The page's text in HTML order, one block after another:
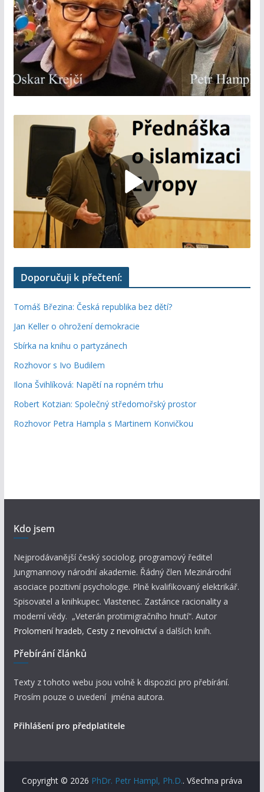
Doporučuji k přečtení:
Tomáš Březina: Česká republika bez dětí?
Jan Keller o ohrožení demokracie
Sbírka na knihu o partyzánech
Rozhovor s Ivo Budilem
Ilona Švihlíková: Napětí na ropném trhu
Robert Kotzian: Společný středomořský prostor
Rozhovor Petra Hampla s Martinem Konvičkou
Kdo jsem
Nejprodávanější český sociolog, programový ředitel
Jungmannovy národní akademie. Řádný člen Mezinárodní
asociace pozitivní psychologie. Plně kvalifikovaný elektrikář.
Spisovatel a knihkupec. Vlastenec. Zastánce racionality a
moderní vědy. „Veterán protimigračního hnutí“. Autor
Prolomení hradeb, Cesty z nevolnictví a dalších knih.
Přebírání článků
Texty z tohoto webu jsou volně k dispozici pro přebírání.
Prosím pouze o uvedení jména autora.
Přihlášení pro předplatitele
Copyright © 2026 PhDr. Petr Hampl, Ph.D.. Všechna práva